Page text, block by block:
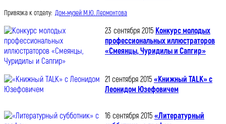
Привязка к отделу: Дом-музей М.Ю. Лермонтова
23 сентября 2015 Конкурс молодых
профессиональных иллюстраторов
«Смеянцы, Чуридилы и Сапгир»
21 сентября 2015 «Книжный TALK» с
Леонидом Юзефовичем
16 сентября 2015 «Литературный